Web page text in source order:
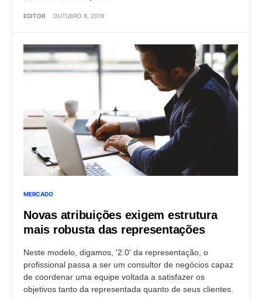
EDITOR OUTUBRO 8, 2019
MERCADO
Novas atribuições exigem estrutura
mais robusta das representações
Neste modelo, digamos, '2.0' da representação, o
profissional passa a ser um consultor de negócios capaz
de coordenar uma equipe voltada a satisfazer os
objetivos tanto da representada quanto de seus clientes.